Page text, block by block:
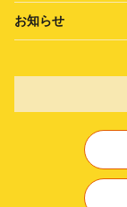
お知らせ